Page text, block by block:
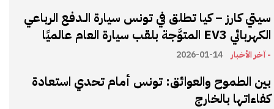
سيتي كارز – كيا تطلق في تونس سيارة الـدفع الرباعي
الكهربائي EV3 المتوَّجة بلقب سيارة العام عالميًا
- آخر الأخبار 2026-01-14
بين الطموح والعوائق: تونس أمام تحدي استعادة
كفاءاتها بالخارج